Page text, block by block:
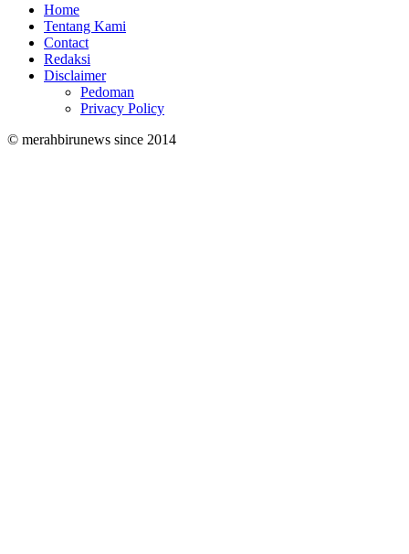
Home
Tentang Kami
Contact
Redaksi
Disclaimer
Pedoman
Privacy Policy
© merahbirunews since 2014